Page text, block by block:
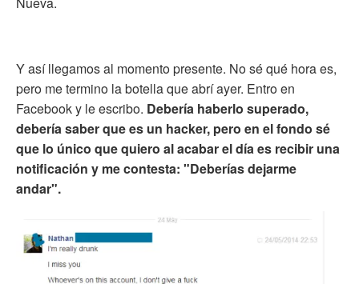
Y así llegamos al momento presente. No sé qué hora es,
pero me termino la botella que abrí ayer. Entro en
Facebook y le escribo. Debería haberlo superado,
debería saber que es un hacker, pero en el fondo sé
que lo único que quiero al acabar el día es recibir una
notificación y me contesta: "Deberías dejarme
andar".